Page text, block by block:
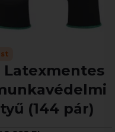
Latexmentes
(144 pár)